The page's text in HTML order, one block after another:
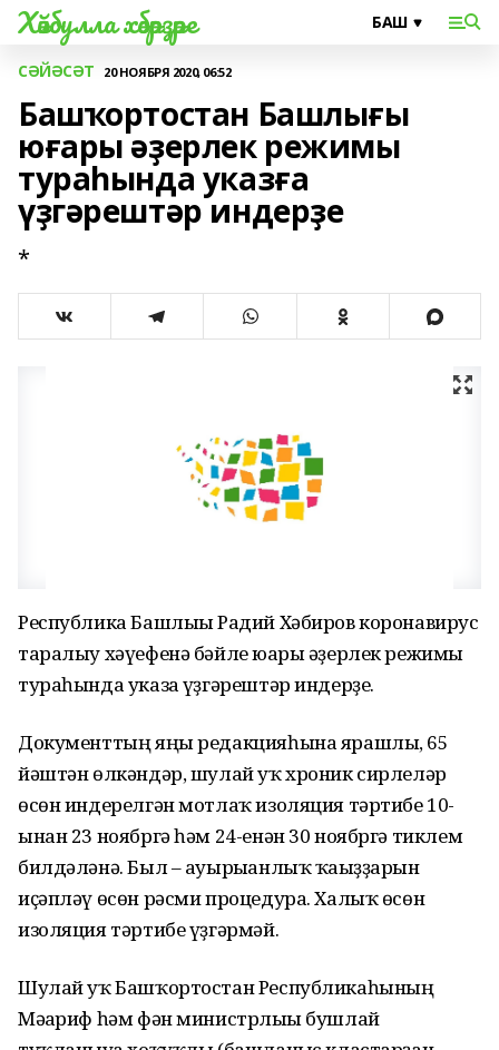
Хәйбулла хәбәрҙәре
СӘЙӘСӘТ 20 НОЯБРЯ 2020, 06:52
Башҡортостан Башлығы
юғары әҙерлек режимы
тураһында указға
үҙгәрештәр индерҙе
*
Республика Башлығы Радий Хәбиров коронавирус
таралыу хәүефенә бәйле юғары әҙерлек режимы
тураһында указға үҙгәрештәр индерҙе.
Документтың яңы редакцияһына ярашлы, 65
йәштән өлкәндәр, шулай уҡ хроник сирлеләр
өсөн индерелгән мотлаҡ изоляция тәртибе 10-
ынан 23 ноябргә һәм 24-енән 30 ноябргә тиклем
билдәләнә. Был – ауырығанлыҡ ҡағыҙҙарын
иҫәпләү өсөн рәсми процедура. Халыҡ өсөн
изоляция тәртибе үҙгәрмәй.
Шулай уҡ Башҡортостан Республикаһының
Мәғариф һәм фән министрлығы бушлай